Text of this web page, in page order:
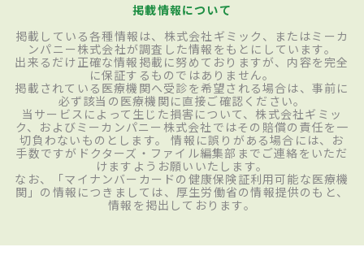
掲載情報について
掲載している各種情報は、株式会社ギミック、またはミーカ
ンパニー株式会社が調査した情報をもとにしています。
出来るだけ正確な情報掲載に努めておりますが、内容を完全
に保証するものではありません。
掲載されている医療機関へ受診を希望される場合は、事前に
必ず該当の医療機関に直接ご確認ください。
当サービスによって生じた損害について、株式会社ギミッ
ク、およびミーカンパニー株式会社ではその賠償の責任を一
切負わないものとします。 情報に誤りがある場合には、お
手数ですがドクターズ・ファイル編集部までご連絡をいただ
けますようお願いいたします。
なお、「マイナンバーカードの健康保険証利用可能な医療機
関」の情報につきましては、厚生労働省の情報提供のもと、
情報を掲出しております。